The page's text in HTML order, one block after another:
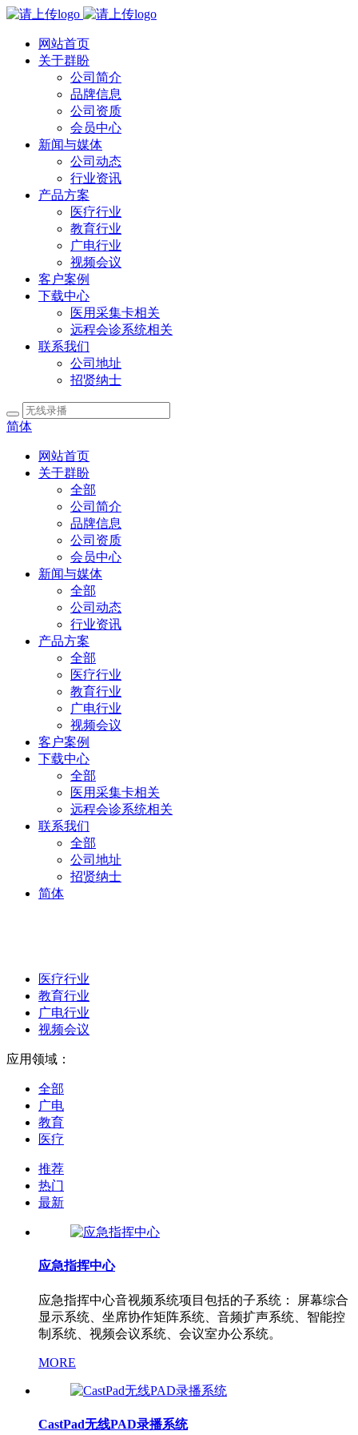
网站首页
关于群盼
公司简介
品牌信息
公司资质
会员中心
新闻与媒体
公司动态
行业资讯
产品方案
医疗行业
教育行业
广电行业
视频会议
客户案例
下载中心
医用采集卡相关
远程会诊系统相关
联系我们
公司地址
招贤纳士
简体
网站首页
关于群盼
全部
公司简介
品牌信息
公司资质
会员中心
新闻与媒体
全部
公司动态
行业资讯
产品方案
全部
医疗行业
教育行业
广电行业
视频会议
客户案例
下载中心
全部
医用采集卡相关
远程会诊系统相关
联系我们
全部
公司地址
招贤纳士
简体
医疗行业
教育行业
广电行业
视频会议
应用领域：
全部
广电
教育
医疗
推荐
热门
最新
应急指挥中心
应急指挥中心音视频系统项目包括的子系统： 屏幕综合
显示系统、坐席协作矩阵系统、音频扩声系统、智能控
制系统、视频会议系统、会议室办公系统。
MORE
CastPad无线PAD录播系统